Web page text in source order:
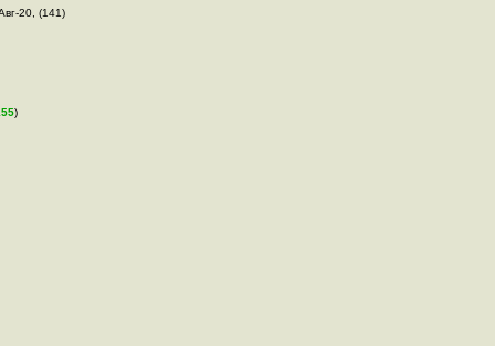
20, (141)
)